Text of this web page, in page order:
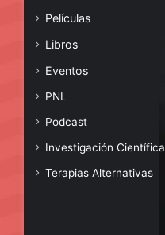
Películas
Libros
Eventos
PNL
Podcast
Investigación Científica
Terapias Alternativas